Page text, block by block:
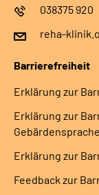
038375 920
reha-
Barrierefreiheit
Erklärung zur
Erklärung zur
Gebärdensprache
Erklärung zur
Feedback zur